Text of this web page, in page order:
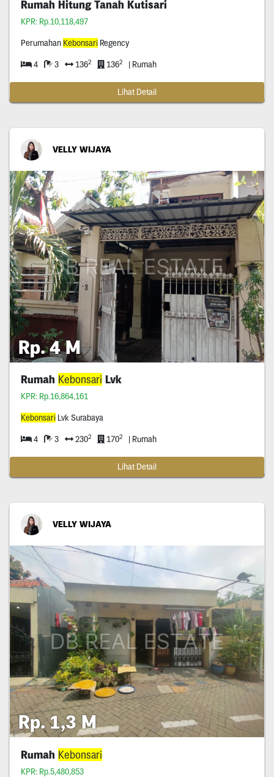
Rumah Hitung Tanah Kutisari
KPR: Rp.10,118,497
Perumahan KebonsariRegency
4 3 1362 1362 | Rumah
Lihat Detail
VELLY WIJAYA
Rp. 4 M
Rumah Kebonsari Lvk
KPR: Rp.16,864,161
KebonsariLvk Surabaya
4 3 2302 1702 | Rumah
Lihat Detail
VELLY WIJAYA
Rp. 1,3 M
Rumah Kebonsari
KPR: Rp.5,480,853